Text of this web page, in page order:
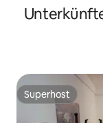
Superhost
Superhost